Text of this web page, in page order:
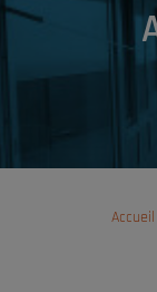
CONNEXION
Accueil